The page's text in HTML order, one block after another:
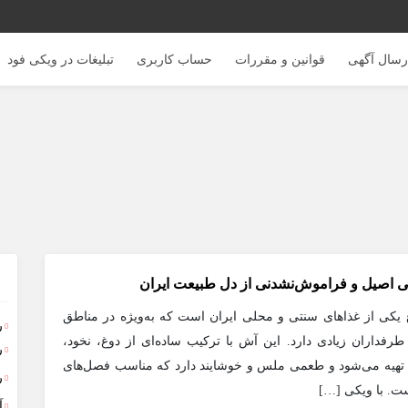
آگهی قوانین و مقررات حساب کاربری تبلیغات در ویکی فود
اصیل و فراموش‌نشدنی از دل طبیعت ایران
از غذاهای سنتی و محلی ایران است که به‌ویژه در مناطق
زیادی دارد. این آش با ترکیب ساده‌ای از دوغ، نخود،
تهیه می‌شود و طعمی ملس و خوشایند دارد که مناسب فصل‌های
با ویکی […]